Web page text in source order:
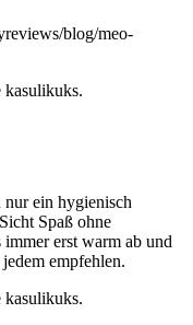
blog/meo-
kasulikuks.
ein hygienisch
Spaß ohne
erst warm ab und
empfehlen.
kasulikuks.